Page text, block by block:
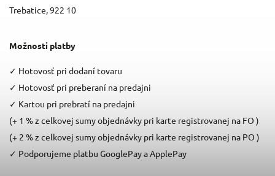
Trebatice, 922 10
Možnosti platby
✓ Hotovosť pri dodaní tovaru
✓ Hotovosť pri preberaní na predajni
✓ Kartou pri prebratí na predajni
(+ 1 % z celkovej sumy objednávky pri karte registrovanej na FO )
(+ 2 % z celkovej sumy objednávky pri karte registrovanej na PO )
✓ Podporujeme platbu GooglePay a ApplePay